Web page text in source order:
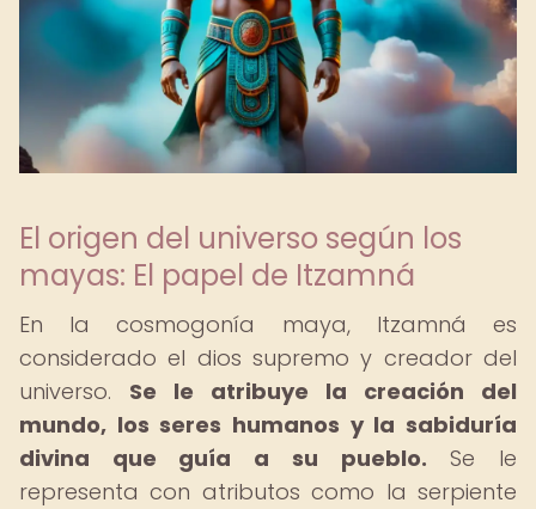
El origen del universo según los
mayas: El papel de Itzamná
En la cosmogonía maya, Itzamná es
considerado el dios supremo y creador del
universo. Se le atribuye la creación del
mundo, los seres humanos y la sabiduría
divina que guía a su pueblo. Se le
representa con atributos como la serpiente